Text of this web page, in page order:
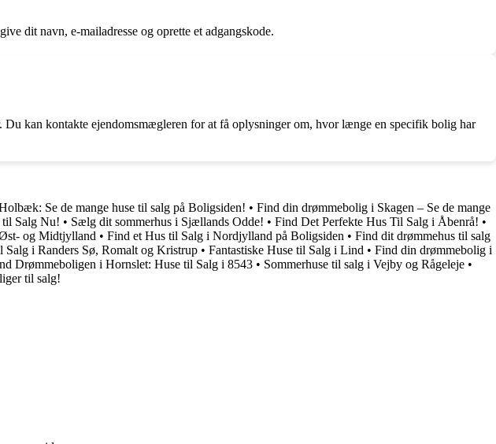
dit navn, e-mailadresse og oprette et adgangskode.
kan kontakte ejendomsmægleren for at få oplysninger om, hvor længe en specifik bolig har
Se de mange huse til salg på Boligsiden! • Find din drømmebolig i Skagen – Se de mange
Salg Nu! • Sælg dit sommerhus i Sjællands Odde! • Find Det Perfekte Hus Til Salg i Åbenrå! •
og Midtjylland • Find et Hus til Salg i Nordjylland på Boligsiden • Find dit drømmehus til salg
Salg i Randers Sø, Romalt og Kristrup • Fantastiske Huse til Salg i Lind • Find din drømmebolig i
Drømmeboligen i Hornslet: Huse til Salg i 8543 • Sommerhuse til salg i Vejby og Rågeleje •
til salg!